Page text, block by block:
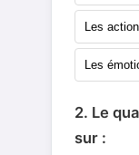
Les
Les
2. Le
sur :